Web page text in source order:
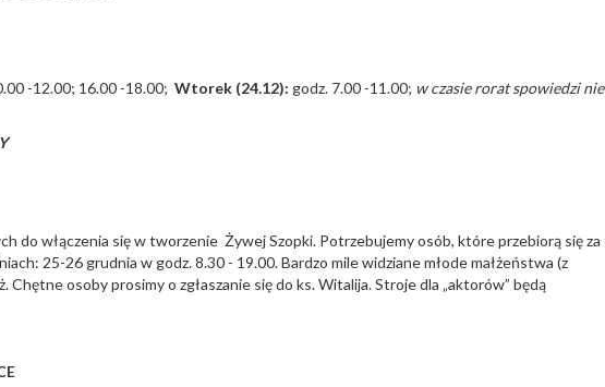
-12.00; 16.00 -18.00; Wtorek (24.12): godz. 7.00 -11.00; w czasie rorat spowiedzi nie
do włączenia się w tworzenie Żywej Szopki. Potrzebujemy osób, które przebiorą się za
25-26 grudnia w godz. 8.30 - 19.00. Bardzo mile widziane młode małżeństwa (z
Chętne osoby prosimy o zgłaszanie się do ks. Witalija. Stroje dla „aktorów” będą